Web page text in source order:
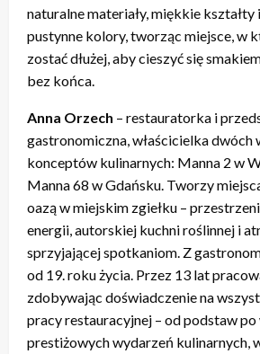
naturalne materiały, miękkie kształty
pustynne kolory, tworząc miejsce, w
zostać dłużej, aby cieszyć się
bez końca.
Anna Orzech – restauratorka i
gastronomiczna, właścicielka dwóch
konceptów kulinarnych: Manna 2 w
Manna 68 w Gdańsku. Tworzy
oazą w miejskim zgiełku –
energii, autorskiej kuchni roślinnej i
sprzyjającej spotkaniom. Z
od 19. roku życia. Przez 13 lat
zdobywając doświadczenie na
pracy restauracyjnej – od podstaw
prestiżowych wydarzeń kulinarnych,